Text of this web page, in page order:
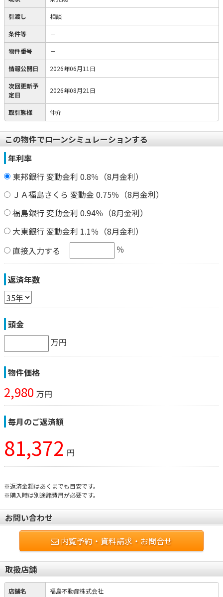
引渡し 相談
条件等 －
物件番号 －
情報公開日 2026年06月11日
次回更新予
定日
2026年08月21日
取引態様 仲介
この物件でローンシミュレーションする
年利率
東邦銀行 変動金利 0.8％（8月金利）
ＪＡ福島さくら 変動金 0.75％（8月金利）
福島銀行 変動金利 0.94％（8月金利）
大東銀行 変動金利 1.1％（8月金利）
直接入力する
％
返済年数
頭金
万円
物件価格
2,980 万円
毎月のご返済額
81,372 円
※返済金額はあくまでも目安です。
※購入時は別途諸費用が必要です。
お問い合わせ
内覧予約・資料請求・お問合せ
取扱店舗
店舗名 福島不動産株式会社